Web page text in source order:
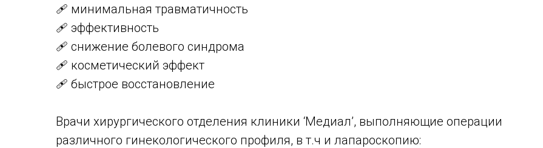
🩹 минимальная травматичность
🩹 эффективность
🩹 снижение болевого синдрома
🩹 косметический эффект
🩹 быстрое восстановление
Врачи хирургического отделения клиники ‘Медиал’, выполняющие операции
различного гинекологического профиля, в т.ч и лапароскопию: